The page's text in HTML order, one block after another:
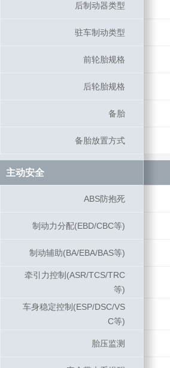
后制动器类型
驻车制动类型
前轮胎规格
后轮胎规格
备胎
备胎放置方式
主动安全
ABS防抱死
制动力分配(EBD/CBC等)
制动辅助(BA/EBA/BAS等)
牵引力控制(ASR/TCS/TRC
等)
车身稳定控制(ESP/DSC/VS
C等)
胎压监测
后制动器类型
驻车制动类型
前轮胎规格
后轮胎规格
备胎
备胎放置方式
主动安全
ABS防抱死
制动力分配(EBD/CBC等)
制动辅助(BA/EBA/BAS等)
牵引力控制(ASR/TCS/TRC
等)
车身稳定控制(ESP/DSC/VS
C等)
胎压监测